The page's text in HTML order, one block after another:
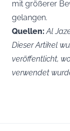
mit größerer
gelangen.
Quellen: Al
Dieser Artikel
veröffentlicht,
verwendet